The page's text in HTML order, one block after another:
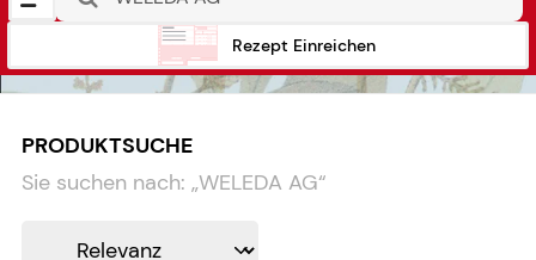
Rezept Einreichen
PRODUKTSUCHE
Sie suchen nach: „WELEDA AG“